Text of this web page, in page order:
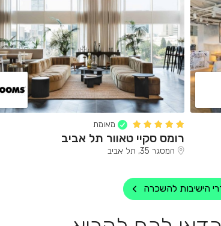
מאומת
רומס סקיי טאוור תל אביב
המסגר 35, תל אביב
הישיבות להשכרה